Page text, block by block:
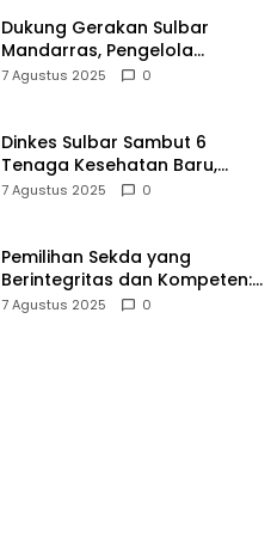
Dukung Gerakan Sulbar
Mandarras, Pengelola
Perpustakaan Sekolah
7 Agustus 2025 0
Dinkes Sulbar Sambut 6
Tenaga Kesehatan Baru,
Perkuat Layanan Puskesmas
7 Agustus 2025 0
Pemilihan Sekda yang
Berintegritas dan Kompeten:
Kunci Keberhasilan Daerah
7 Agustus 2025 0